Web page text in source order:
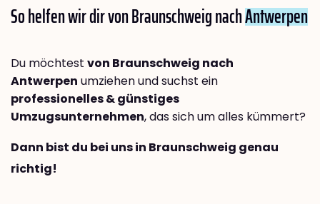
So helfen wir dir von Braunschweig nachAntwerpen
Du möchtest von Braunschweig nach
Antwerpen umziehen und suchst ein
professionelles & günstiges
Umzugsunternehmen, das sich um alles kümmert?
Dann bist du bei uns in Braunschweig genau
richtig!